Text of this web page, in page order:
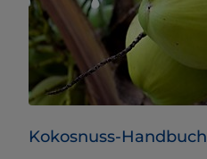
Kokosnuss-Handbuch